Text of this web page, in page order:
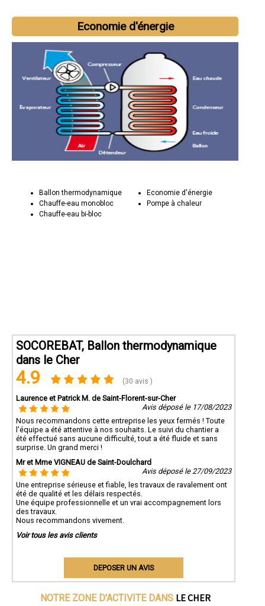
Economie d'énergie
Ballon thermodynamique
Chauffe-eau monobloc
Chauffe-eau bi-bloc
Economie d'énergie
Pompe à chaleur
SOCOREBAT, Ballon thermodynamique
dans le Cher
4.9 (30 avis )
Laurence et Patrick M. de Saint-Florent-sur-Cher
Avis déposé le 17/08/2023
Nous recommandons cette entreprise les yeux fermés ! Toute
l'équipe a été attentive à nos souhaits. Le suivi du chantier a
été effectué sans aucune difficulté, tout a été fluide et sans
surprise. Un grand merci !
Mr et Mme VIGNEAU de Saint-Doulchard
Avis déposé le 27/09/2023
Une entreprise sérieuse et fiable, les travaux de ravalement ont
été de qualité et les délais respectés.
Une équipe professionnelle et un vrai accompagnement lors
des travaux.
Nous recommandons vivement.
Voir tous les avis clients
DEPOSER UN AVIS
NOTRE ZONE D'ACTIVITE DANS LE CHER